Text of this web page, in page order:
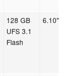
128 GB
UFS 3.1
Flash
6.10"